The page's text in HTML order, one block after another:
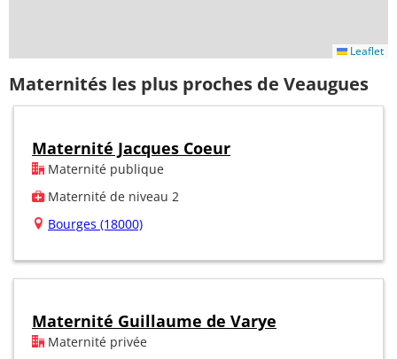
Leaflet
Maternités les plus proches de Veaugues
Maternité Jacques Coeur
Maternité publique
Maternité de niveau 2
Bourges (18000)
Maternité Guillaume de Varye
Maternité privée